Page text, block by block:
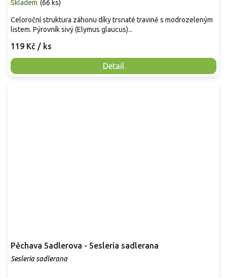
Skladem (66 ks)
119 Kč / ks
Detail
Celoroční struktura záhonu díky trsnaté travině s modrozeleným
listem. Pýrovník sivý (Elymus glaucus)...
Pěchava Sadlerova - Sesleria sadlerana
Sesleria sadlerana